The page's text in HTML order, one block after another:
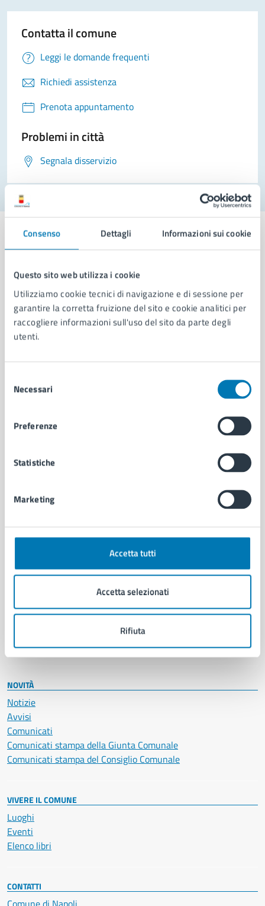
Consenso Dettagli Informazioni sui cookie
Questo sito web utilizza i cookie
Utilizziamo cookie tecnici di navigazione e di sessione per
garantire la corretta fruizione del sito e cookie analitici per
raccogliere informazioni sull'uso del sito da parte degli
utenti.
delNecessari
Preferenze
Statistiche
Marketing
Accetta tutti
Accetta selezionati
Rifiuta
Contatta il comune
Leggi le domande frequenti
Richiedi assistenza
Prenota appuntamento
Problemi in città
Segnala disservizio
Comune di Napoli
AMMINISTRAZIONE
Aree amministrative
Organi di governo
Enti e fondazioni
Documenti e dati
Ambiente
Educazione e formazione
Giustizia e sicurezza pubblica
Salute, benessere e assistenza
Vita lavorativa
NOVITÀ
Notizie
Avvisi
Comunicati
Comunicati stampa della Giunta Comunale
Comunicati stampa del Consiglio Comunale
VIVERE IL COMUNE
Luoghi
Eventi
Elenco libri
CONTATTI